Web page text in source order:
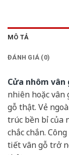
MÔ TẢ
ĐÁNH GIÁ (0)
Cửa nhôm vân
nhiên hoặc vân
gỗ thật. Vẻ
trúc bền bỉ của
chắc chắn.
tiết vân gỗ trở